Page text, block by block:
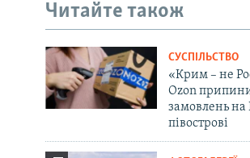
Читайте також
СУСПІЛЬСТВО
«Крим – не
Ozon
замовлень
півострові